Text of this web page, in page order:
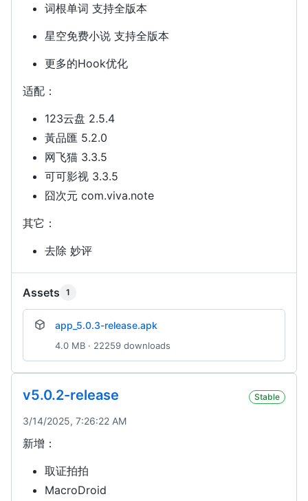
词根单词 支持全版本
星空免费小说 支持全版本
更多的Hook优化
适配：
123云盘 2.5.4
黃品匯 5.2.0
网飞猫 3.3.5
可可影视 3.3.5
囧次元 com.viva.note
其它：
去除 妙评
Assets 1
app_5.0.3-release.apk
4.0 MB · 22259 downloads
v5.0.2-release Stable
3/14/2025, 7:26:22 AM
新增：
取证拍拍
MacroDroid